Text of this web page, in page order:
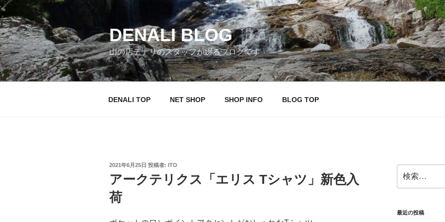
コ
ン
テ
ン
ツ
へ
ス
DENALI BLOG
山の店デナリのスタッフが綴るブログです
DENALI TOP NET SHOP SHOP INFO BLOG TOP
投
日:
2021年6月25日 投稿者: ITO
アークテリクス「エリス Tシャツ」新色入
荷
索:
最近の投稿